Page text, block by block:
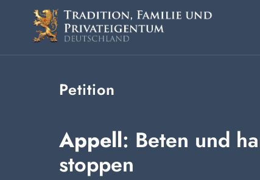
springen
Petition
Appell: Beten und
stoppen